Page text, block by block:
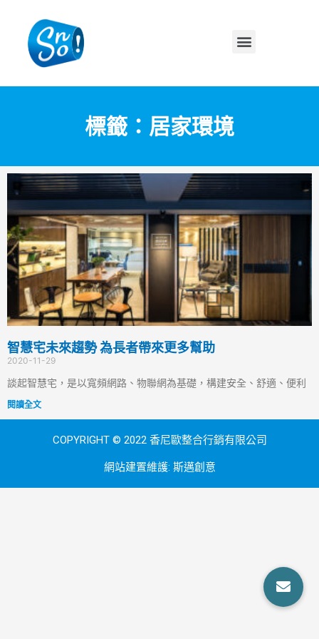
標籤：居家環境
智慧宅未來趨勢 為長者帶來更多幫助
2020-11-29
談起智慧宅，是以寬頻網路、物聯網為基礎，構建安全、舒適、便利
閱讀全文
COPYRIGHT © 2022 香尼歐整合行銷有限公司
網站建置維護: 斯邁創意